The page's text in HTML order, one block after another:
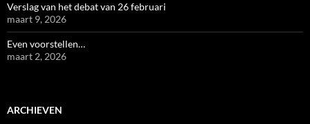
Verslag van het debat van 26 februari
maart 9, 2026
Even voorstellen…
maart 2, 2026
ARCHIEVEN